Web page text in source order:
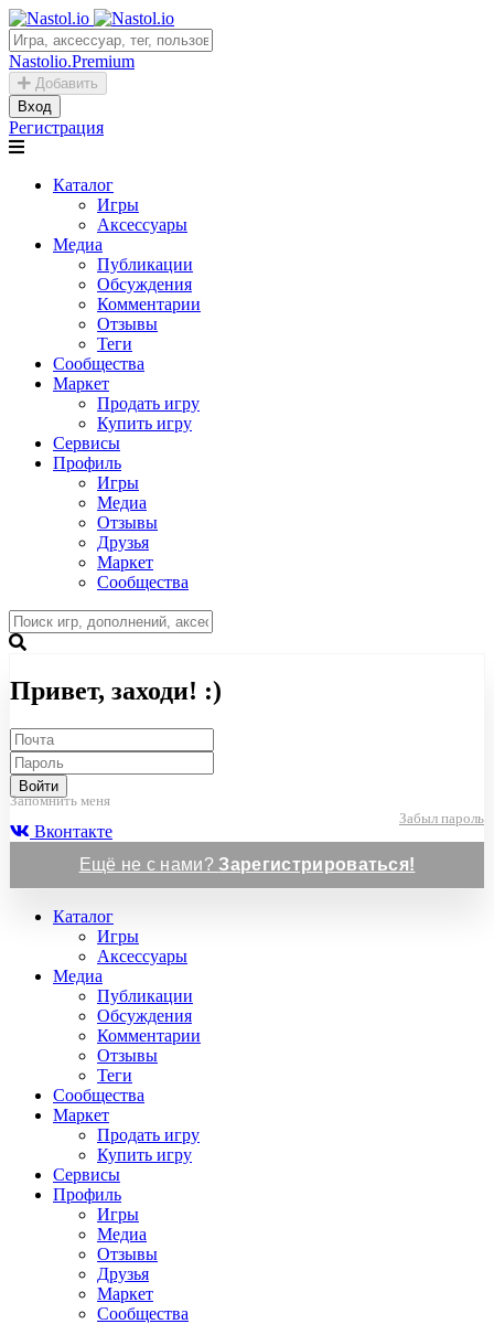
Nastolio.Premium
Добавить
Вход
Регистрация
Каталог
Игры
Аксессуары
Медиа
Публикации
Обсуждения
Комментарии
Отзывы
Теги
Сообщества
Маркет
Продать игру
Купить игру
Сервисы
Профиль
Игры
Медиа
Отзывы
Друзья
Маркет
Сообщества
Привет, заходи! :)
Войти
Запомнить меня
Забыл пароль
Вконтакте
Ещё не с нами?Зарегистрироваться!
Каталог
Игры
Аксессуары
Медиа
Публикации
Обсуждения
Комментарии
Отзывы
Теги
Сообщества
Маркет
Продать игру
Купить игру
Сервисы
Профиль
Игры
Медиа
Отзывы
Друзья
Маркет
Сообщества